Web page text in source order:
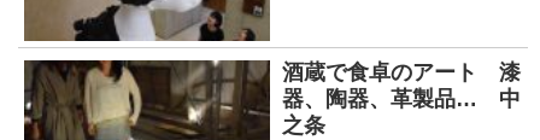
酒蔵で食卓のアート 漆
器、陶器、革製品… 中
之条